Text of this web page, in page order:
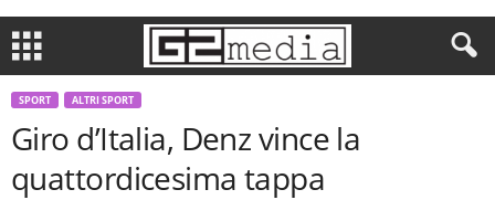
SPORT ALTRI SPORT
Giro d’Italia, Denz vince la
quattordicesima tappa